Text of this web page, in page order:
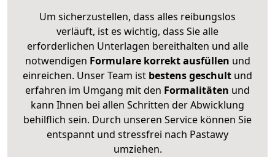
Um sicherzustellen, dass alles reibungslos
verläuft, ist es wichtig, dass Sie alle
erforderlichen Unterlagen bereithalten und alle
notwendigen Formulare korrekt ausfüllen und
einreichen. Unser Team ist bestens geschult und
erfahren im Umgang mit den Formalitäten und
kann Ihnen bei allen Schritten der Abwicklung
behilflich sein. Durch unseren Service können Sie
entspannt und stressfrei nach Pastawy
umziehen.